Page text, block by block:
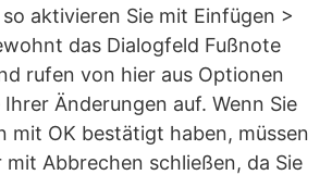
aktivieren Sie mit Einfügen >
das Dialogfeld Fußnote
rufen von hier aus Optionen
Änderungen auf. Wenn Sie
mit OK bestätigt haben, müssen
mit Abbrechen schließen, da Sie